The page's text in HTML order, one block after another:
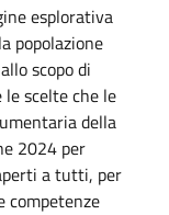
esplorativa
popolazione
scopo di
scelte che le
della
2024 per
a tutti, per
competenze